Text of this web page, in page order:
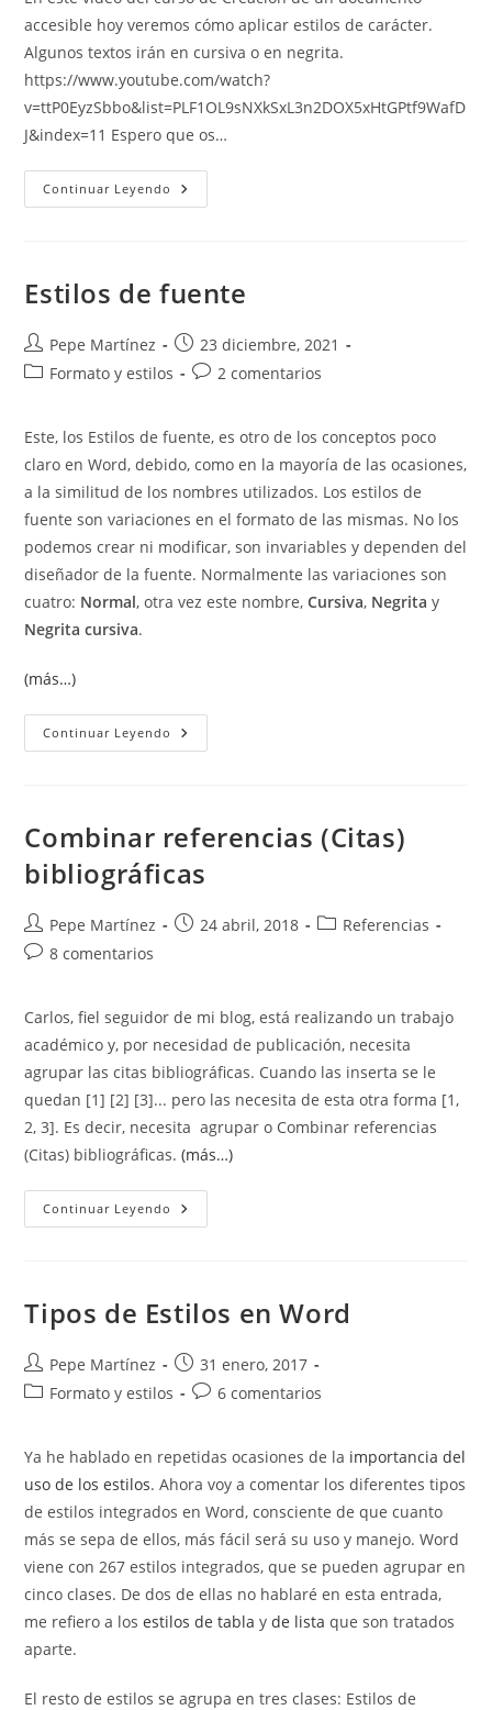
entrada:
entrada:
accesible hoy veremos cómo aplicar estilos de carácter.
Algunos textos irán en cursiva o en negrita.
https://www.youtube.com/watch?
v=ttP0EyzSbbo&list=PLF1OL9sNXkSxL3n2DOX5xHtGPtf9WafD
J&index=11 Espero que os…
Continuar Leyendo Creación
De
Carácter.
Estilos de fuente
Autor
de
Pepe Martínez
Publicación
de
23 diciembre, 2021
Categoría
entrada:
Formato y estilos
Comentarios
entrada:
2 comentarios
Este, los Estilos de fuente, es otro de los conceptos poco
claro en Word, debido, como en la mayoría de las ocasiones,
a la similitud de los nombres utilizados. Los estilos de
fuente son variaciones en el formato de las mismas. No los
podemos crear ni modificar, son invariables y dependen del
diseñador de la fuente. Normalmente las variaciones son
cuatro: Normal, otra vez este nombre,Cursiva, Negritay
Negrita cursiva.
(más…)
Continuar Leyendo Estilos
De
Combinar referencias (Citas)
bibliográficas
Autor
de
Pepe Martínez
Publicación
24 abril, 2018
Categoría
Referencias
Comentarios
entrada:
8 comentarios
Carlos, fiel seguidor de mi blog, está realizando un trabajo
académico y, por necesidad de publicación, necesita
agrupar las citas bibliográficas. Cuando las inserta se le
quedan [1] [2] [3]... pero las necesita de esta otra forma [1,
2, 3]. Es decir, necesita agrupar o Combinar referencias
(Citas) bibliográficas.(más…)
Continuar Leyendo Combinar
Referencias
Tipos de Estilos en Word
Autor
de
Pepe Martínez
Publicación
de
31 enero, 2017
Categoría
entrada:
Formato y estilos
Comentarios
entrada:
6 comentarios
Ya he hablado en repetidas ocasiones de la importancia del
uso de los estilos. Ahora voy a comentar los diferentes tipos
de estilos integrados en Word, consciente de que cuanto
más se sepa de ellos, más fácil será su uso y manejo. Word
viene con 267 estilos integrados, que se pueden agrupar en
cinco clases. De dos de ellas no hablaré en esta entrada,
me refiero a losestilos de tabla yde lista que son tratados
aparte.
El resto de estilos se agrupa en tres clases: Estilos de